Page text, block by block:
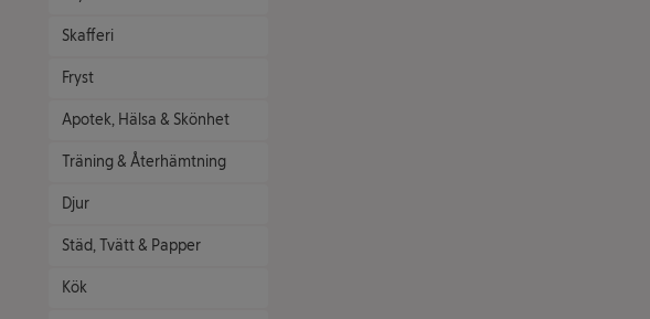
Skafferi
Fryst
Apotek, Hälsa & Skönhet
Träning & Återhämtning
Djur
Städ, Tvätt & Papper
Kök